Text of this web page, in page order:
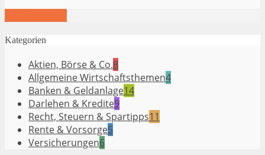
Kategorien
Aktien, Börse & Co.8
Allgemeine Wirtschaftsthemen4
Banken & Geldanlage14
Darlehen & Kredite9
Recht, Steuern & Spartipps11
Rente & Vorsorge5
Versicherungen6